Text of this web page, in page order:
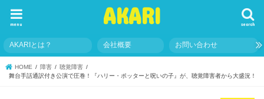
AKARI search
menu
AKARIとは？ 会社概要 お問い合わせ
HOME 障害
聴覚障害
舞台手話通訳付き公演で圧巻！『ハリー・ポッターと呪いの子』が、聴覚障害者から大盛況！